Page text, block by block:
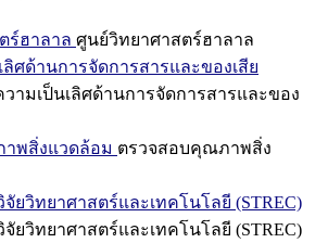
ร์ฮาลาล ศูนย์วิทยาศาสตร์ฮาลาล
ศด้านการจัดการสารและของเสีย
ามเป็นเลิศด้านการจัดการสารและของ
พสิ่งแวดล้อม ตรวจสอบคุณภาพสิ่ง
ยวิทยาศาสตร์และเทคโนโลยี (STREC)
ยวิทยาศาสตร์และเทคโนโลยี (STREC)